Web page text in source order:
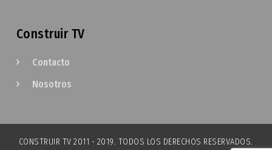
Construir TV
Contacto
Nosotros
CONSTRUIR TV 2011 - 2019. TODOS LOS DERECHOS RESERVADOS.